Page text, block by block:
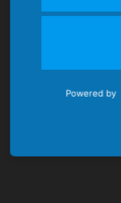
86462 Langweid
Powered by